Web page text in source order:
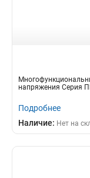
напряжения Серия
Подробнее
Наличие: Нет на